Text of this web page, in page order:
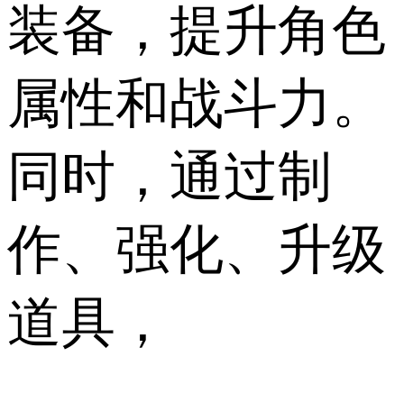
装备，提升角色
属性和战斗力。
同时，通过制
作、强化、升级
道具，